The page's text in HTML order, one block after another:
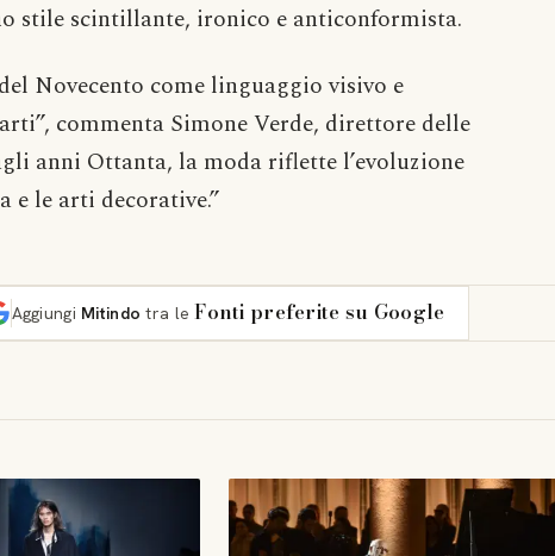
stile scintillante, ironico e anticonformista.
Novecento come linguaggio visivo e
commenta Simone Verde, direttore delle
anni Ottanta, la moda riflette l’evoluzione
le arti decorative.”
Aggiungi Mitindo tra le Fonti preferite su Google